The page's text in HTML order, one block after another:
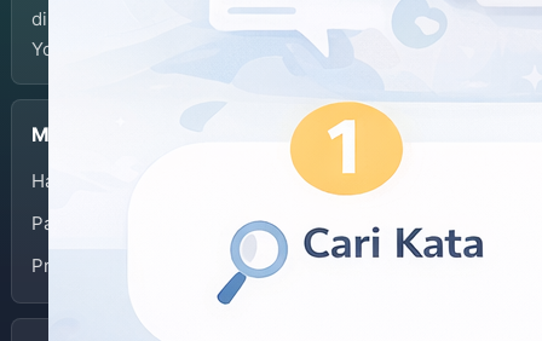
dikelola oleh Balai Bahasa Provinsi Daerah Istimewa
Yogyakarta.
Menu
Halaman Depan
Panduan Penggunaan
Privacy Policy